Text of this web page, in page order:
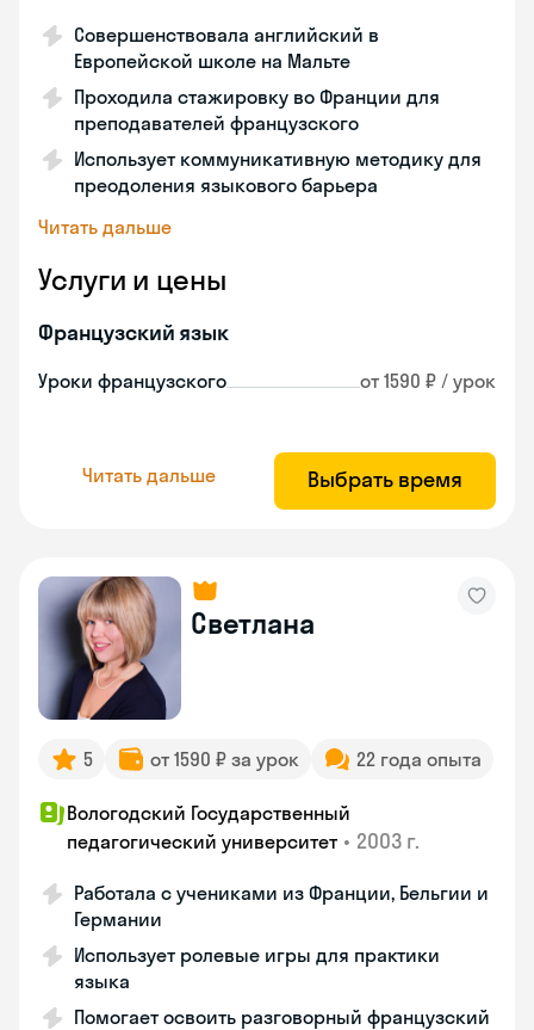
Совершенствовала английский в
Европейской школе на Мальте
Проходила стажировку во Франции для
преподавателей французского
Использует коммуникативную методику для
преодоления языкового барьера
Читать дальше
Услуги и цены
Французский язык
Уроки французского от 1590 ₽ / урок
Читать дальше Выбрать время
Светлана
5 от 1590 ₽ за урок 22 года опыта
Вологодский Государственный
педагогический университет • 2003 г.
Работала с учениками из Франции, Бельгии и
Германии
Использует ролевые игры для практики
языка
Помогает освоить разговорный французский